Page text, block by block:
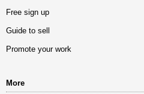
Free sign up
Guide to sell
Promote your work
More